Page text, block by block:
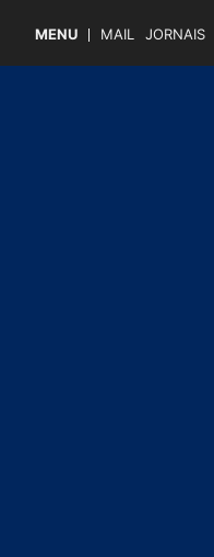
MENU MAIL JORNAIS